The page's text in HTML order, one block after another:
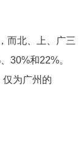
而北、上、广三
30%和22%。
为广州的